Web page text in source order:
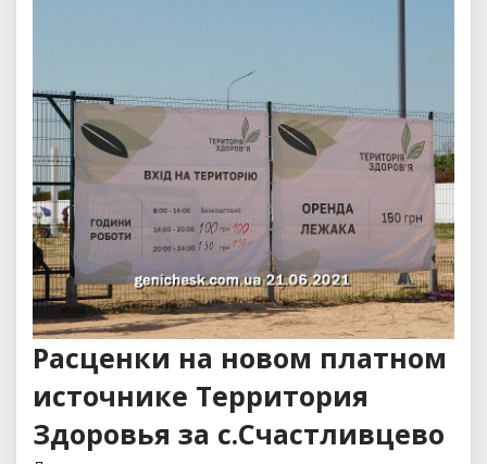
Расценки на новом платном
источнике Территория
Здоровья за с.Счастливцево